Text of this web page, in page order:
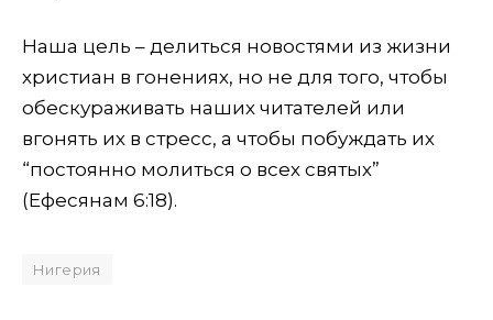
Наша цель – делиться новостями из жизни
христиан в гонениях, но не для того, чтобы
обескураживать наших читателей или
вгонять их в стресс, а чтобы побуждать их
“постоянно молиться о всех святых”
(Ефесянам 6:18).
Нигерия